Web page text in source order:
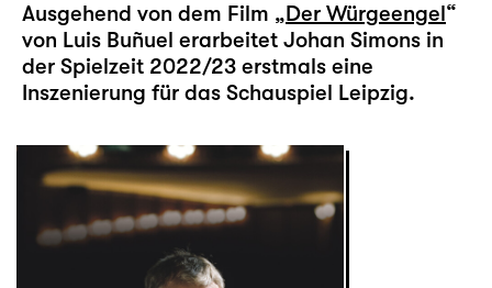
Ausgehend von dem Film „Der Würgeengel“
von Luis Buñuel erarbeitet Johan Simons in
der Spielzeit 2022/23 erstmals eine
Inszenierung für das Schauspiel Leipzig.